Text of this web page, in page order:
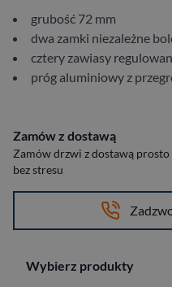
grubość 72 mm
dwa zamki niezależne
cztery zawiasy
próg aluminiowy z
Zamów z dostawą
Zamów drzwi z dostawą
bez stresu
Wybierz produkty